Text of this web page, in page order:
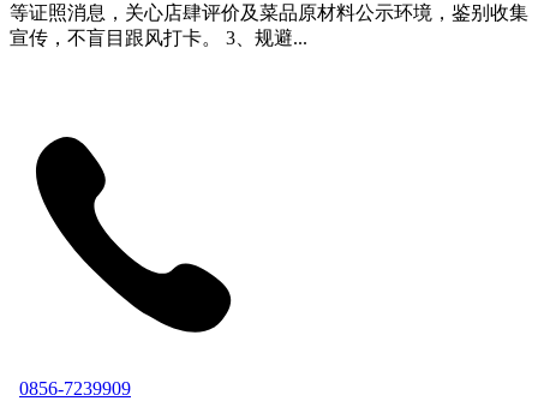
等证照消息，关心店肆评价及菜品原材料公示环境，鉴别收集
宣传，不盲目跟风打卡。 3、规避...
0856-7239909